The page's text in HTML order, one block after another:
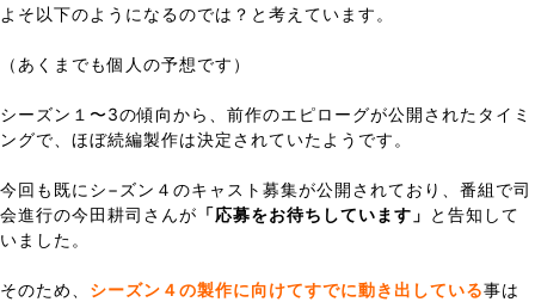
よそ以下のようになるのでは？と考えています。
（あくまでも個人の予想です）
シーズン１〜3の傾向から、前作のエピローグが公開されたタイミ
ングで、ほぼ続編製作は決定されていたようです。
今回も既にシ−ズン４のキャスト募集が公開されており、番組で司
会進行の今田耕司さんが 「応募をお待ちしています」 と告知して
いました。
そのため、 シーズン４の製作に向けてすでに動き出している事は